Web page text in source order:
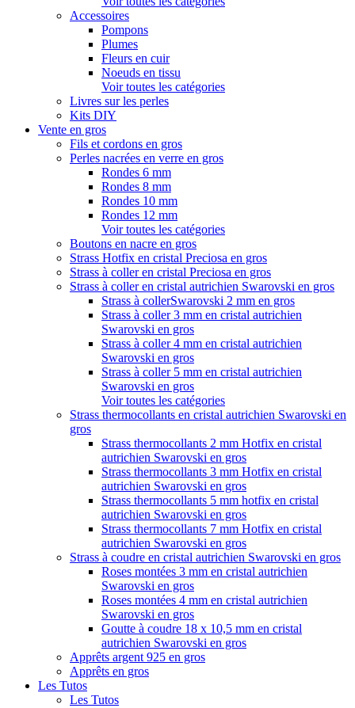
Accessoires
Pompons
Plumes
Fleurs en cuir
Noeuds en tissu
Voir toutes les catégories
Livres sur les perles
Kits DIY
Vente en gros
Fils et cordons en gros
Perles nacrées en verre en gros
Rondes 6 mm
Rondes 8 mm
Rondes 10 mm
Rondes 12 mm
Voir toutes les catégories
Boutons en nacre en gros
Strass Hotfix en cristal Preciosa en gros
Strass à coller en cristal Preciosa en gros
Strass à coller en cristal autrichien Swarovski en gros
Strass à collerSwarovski 2 mm en gros
Strass à coller 3 mm en cristal autrichien
Swarovski en gros
Strass à coller 4 mm en cristal autrichien
Swarovski en gros
Strass à coller 5 mm en cristal autrichien
Swarovski en gros
Voir toutes les catégories
Strass thermocollants en cristal autrichien Swarovski en
gros
Strass thermocollants 2 mm Hotfix en cristal
autrichien Swarovski en gros
Strass thermocollants 3 mm Hotfix en cristal
autrichien Swarovski en gros
Strass thermocollants 5 mm hotfix en cristal
autrichien Swarovski en gros
Strass thermocollants 7 mm Hotfix en cristal
autrichien Swarovski en gros
Strass à coudre en cristal autrichien Swarovski en gros
Roses montées 3 mm en cristal autrichien
Swarovski en gros
Roses montées 4 mm en cristal autrichien
Swarovski en gros
Goutte à coudre 18 x 10,5 mm en cristal
autrichien Swarovski en gros
Apprêts argent 925 en gros
Apprêts en gros
Les Tutos
Les Tutos